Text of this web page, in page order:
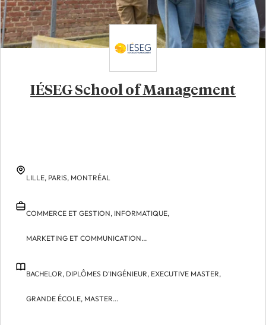
IÉSEG School of Management
LILLE, PARIS, MONTRÉAL
COMMERCE ET GESTION, INFORMATIQUE,
MARKETING ET COMMUNICATION...
BACHELOR, DIPLÔMES D'INGÉNIEUR, EXECUTIVE MASTER,
GRANDE ÉCOLE, MASTER...